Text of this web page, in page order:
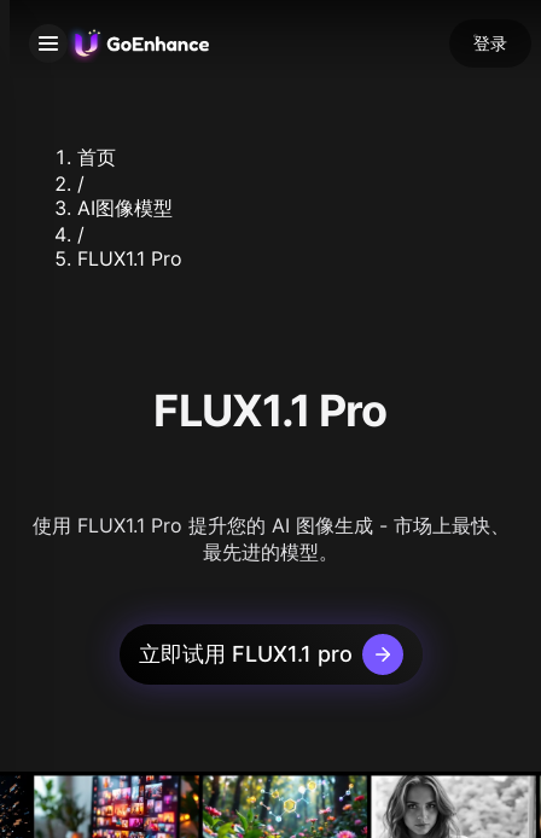
登录
首页
/
AI图像模型
/
FLUX1.1 Pro
FLUX1.1 Pro
使用 FLUX1.1 Pro 提升您的 AI 图像生成 - 市场上最快、
最先进的模型。
立即试用 FLUX1.1 pro